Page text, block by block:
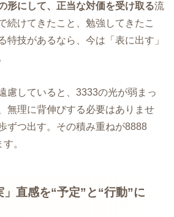
形にして、正当な対価を受け取る流
続けてきたこと、勉強してきたこ
特技があるなら、今は「表に出す」
慮していると、3333の光が弱まっ
無理に背伸びする必要はありませ
ずつ出す。その積み重ねが8888
。
直感を“予定”と“行動”に